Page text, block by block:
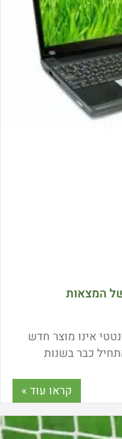
המצאות
אינו מוצר חדש
כבר בשנות
הכל על הליך
במאמר הבא.
קראו עוד »